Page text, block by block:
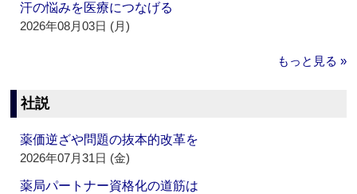
汗の悩みを医療につなげる
2026年08月03日 (月)
もっと見る »
社説
薬価逆ざや問題の抜本的改革を
2026年07月31日 (金)
薬局パートナー資格化の道筋は